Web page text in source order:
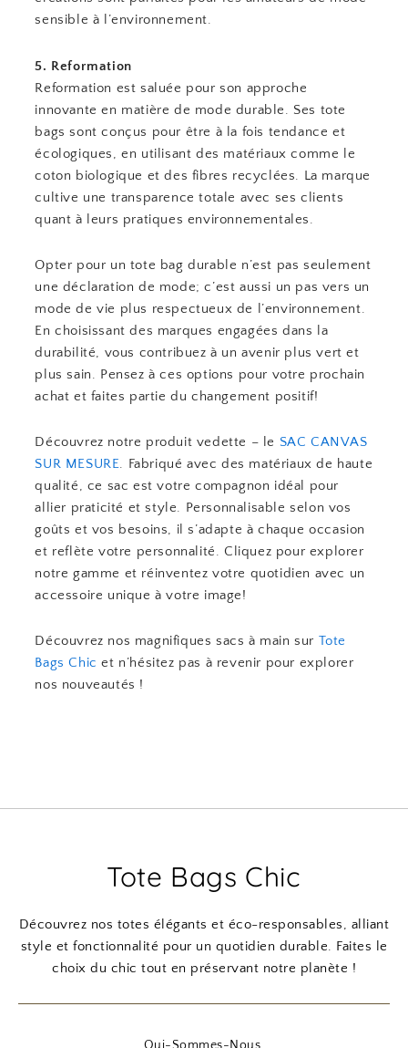
sensible à l’environnement.
5. Reformation
Reformation est saluée pour son approche
innovante en matière de mode durable. Ses tote
bags sont conçus pour être à la fois tendance et
écologiques, en utilisant des matériaux comme le
coton biologique et des fibres recyclées. La marque
cultive une transparence totale avec ses clients
quant à leurs pratiques environnementales.
Opter pour un tote bag durable n’est pas seulement
une déclaration de mode; c’est aussi un pas vers un
mode de vie plus respectueux de l’environnement.
En choisissant des marques engagées dans la
durabilité, vous contribuez à un avenir plus vert et
plus sain. Pensez à ces options pour votre prochain
achat et faites partie du changement positif!
Découvrez notre produit vedette – le SAC CANVAS
SUR MESURE. Fabriqué avec des matériaux de haute
qualité, ce sac est votre compagnon idéal pour
allier praticité et style. Personnalisable selon vos
goûts et vos besoins, il s’adapte à chaque occasion
et reflète votre personnalité. Cliquez pour explorer
notre gamme et réinventez votre quotidien avec un
accessoire unique à votre image!
Découvrez nos magnifiques sacs à main sur Tote
Bags Chic et n’hésitez pas à revenir pour explorer
nos nouveautés !
Tote Bags Chic
Découvrez nos totes élégants et éco-responsables, alliant
style et fonctionnalité pour un quotidien durable. Faites le
choix du chic tout en préservant notre planète !